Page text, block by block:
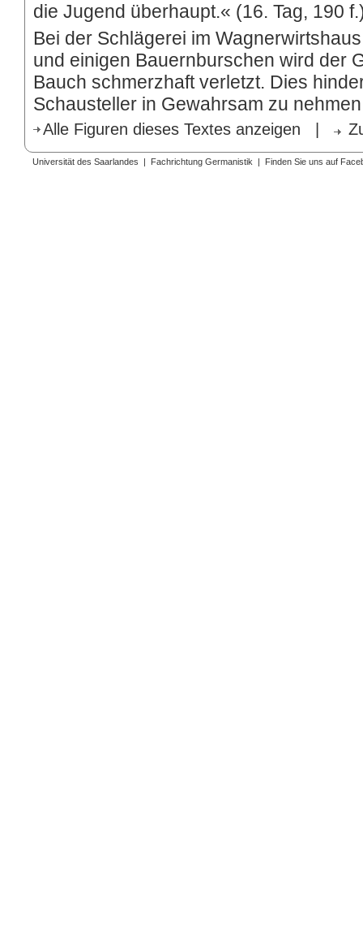
die Jugend überhaupt.« (16. Tag, 190
Bei der Schlägerei im
und einigen Bauernburschen wird der
Bauch schmerzhaft verletzt. Dies
Schausteller in Gewahrsam zu
Alle Figuren dieses Textes anzeigen
Universität des Saarlandes | Fachrichtung Germanistik | Finden Sie uns auf